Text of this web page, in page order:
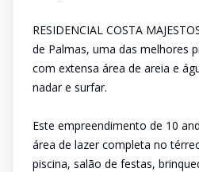
RESIDENCIAL COSTA
de Palmas, uma das melhores
com extensa área de areia e
nadar e surfar.
Este empreendimento de 10
área de lazer completa no
piscina, salão de festas,